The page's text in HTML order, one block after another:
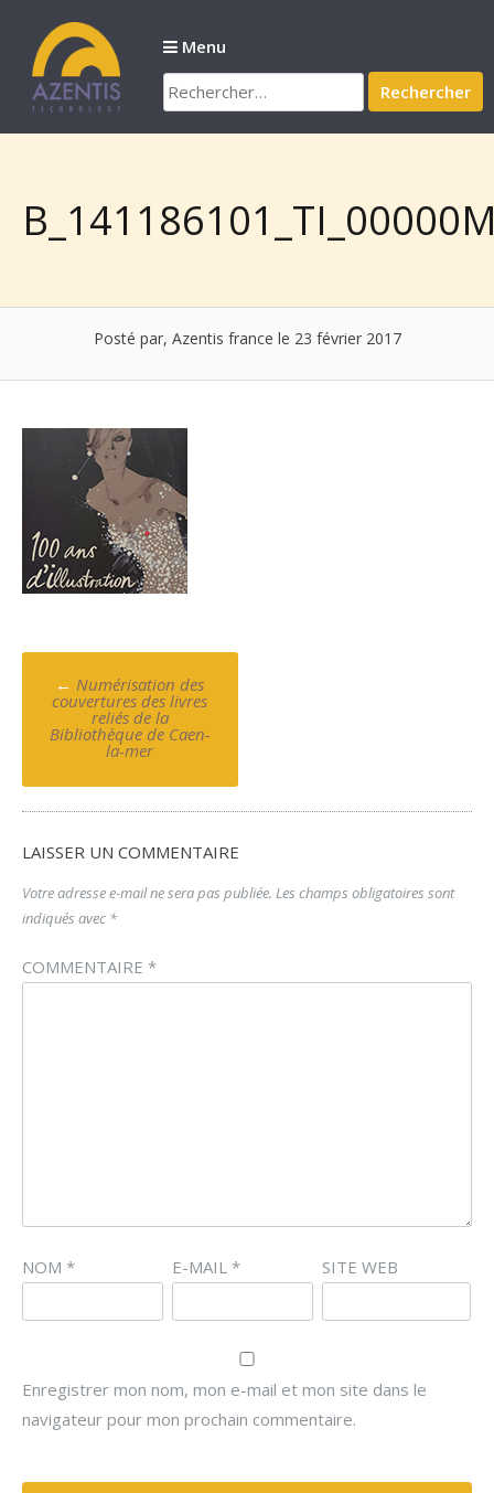
contenu
Menu
Rechercher :
Posté par, Azentis france le 23 février 2017
Poste
navigation
← Numérisation des
couvertures des livres
reliés de la
Bibliothèque de Caen-
la-mer
LAISSER UN COMMENTAIRE
Votre adresse e-mail ne sera pas publiée. Les champs obligatoires sont
indiqués avec *
COMMENTAIRE *
NOM * E-MAIL * SITE WEB
Enregistrer mon nom, mon e-mail et mon site dans le
navigateur pour mon prochain commentaire.